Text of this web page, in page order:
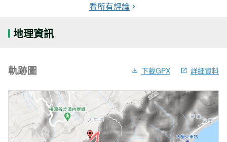
看所有評論
地理資訊
軌跡圖 下載GPX 詳細資料